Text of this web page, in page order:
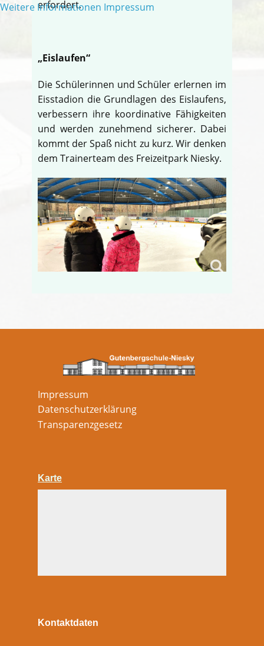
erfordert.
„Eislaufen“
Die Schülerinnen und Schüler erlernen im
Eisstadion die Grundlagen des Eislaufens,
verbessern ihre koordinative Fähigkeiten
und werden zunehmend sicherer. Dabei
kommt der Spaß nicht zu kurz. Wir denken
dem Trainerteam des Freizeitpark Niesky.
Impressum
Datenschutzerklärung
Transparenzgesetz
Karte
Kontaktdaten
Weitere Informationen Impressum